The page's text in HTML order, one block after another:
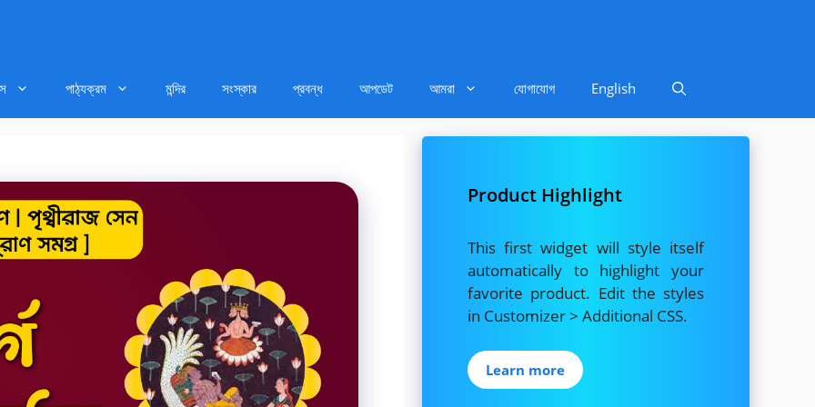
পাঠ্যক্রম মন্দির সংস্কার প্রবন্ধ আপডেট আমরা যোগাযোগ English
Product Highlight
This first widget will style itself
automatically to highlight your
favorite product. Edit the styles
in Customizer > Additional CSS.
Learn more